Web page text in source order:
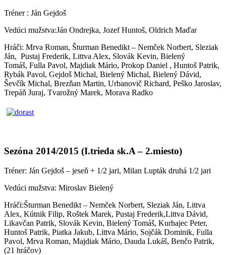
Tréner : Ján Gejdoš
Vedúci mužstva:Ján Ondrejka, Jozef Huntoš, Oldrich Maďar
Hráči: Mrva Roman, Šturman Benedikt – Nemček Norbert, Sleziak
Ján, Pustaj Frederik, Littva Alex, Slovák Kevin, Bielený
Tomáš, Fulla Pavol, Majdiak Mário, Prokop Daniel , Huntoš Patrik,
Rybák Pavol, Gejdoš Michal, Bielený Michal, Bielený Dávid,
Ševčík Michal, Brezňan Martin, Urbanovič Richard, Peško Jaroslav,
Trepáň Juraj, Tvarožný Marek, Morava Radko
Sezóna 2014/2015 (I.trieda sk.A – 2.miesto)
Tréner: Ján Gejdoš – jeseň + 1/2 jari, Milan Lupták druhá 1/2 jari
Vedúci mužstva: Miroslav Bielený
Hráči:Šturman Benedikt – Nemček Norbert, Sleziak Ján, Littva
Alex, Kútnik Filip, Roštek Marek, Pustaj Frederik,Littva Dávid,
Likavčan Patrik, Slovák Kevin, Bielený Tomáš, Kurhajec Peter,
Huntoš Patrik, Piatka Jakub, Littva Mário, Sojčák Dominik, Fulla
Pavol, Mrva Roman, Majdiak Mário, Dauda Lukáš, Benčo Patrik,
(21 hráčov)